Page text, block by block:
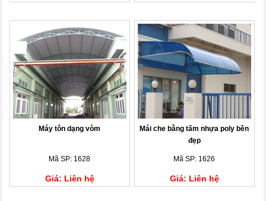
Máy tôn dạng vòm
Mã SP: 1628
Giá: Liên hệ
Mái che bằng tấm nhựa poly bền
đẹp
Mã SP: 1626
Giá: Liên hệ